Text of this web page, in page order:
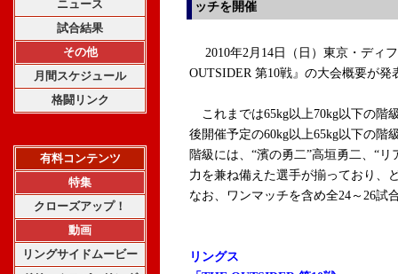
ニュース
試合結果
その他
月間スケジュール
格闘リンク
有料コンテンツ
特集
クローズアップ！
動画
リングサイドムービー
ッチを開催
2010年2月14日（日）東京・ディ
OUTSIDER 第10戦』の大会概要が発
これまでは65kg以上70kg以下の階
後開催予定の60kg以上65kg以下の階
階級には、“濱の勇二”高垣勇二、“
力を兼ね備えた選手が揃っており、
なお、ワンマッチを含め全24～26試
リングス